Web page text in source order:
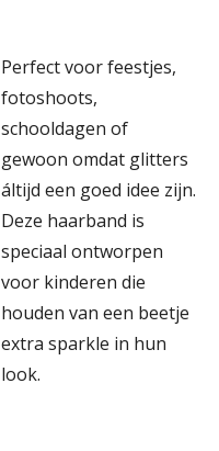
Perfect voor feestjes,
fotoshoots,
schooldagen of
gewoon omdat glitters
áltijd een goed idee zijn.
Deze haarband is
speciaal ontworpen
voor kinderen die
houden van een beetje
extra sparkle in hun
look.